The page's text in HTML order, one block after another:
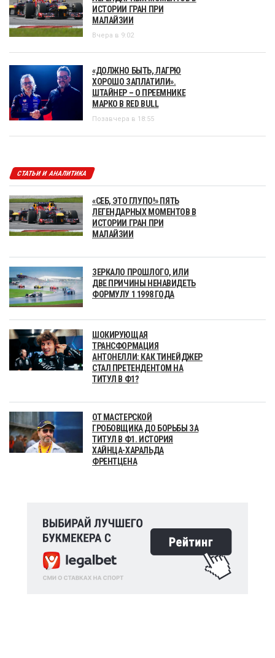
ИСТОРИИ ГРАН ПРИ
МАЛАЙЗИИ
Вчера в 9:02
«ДОЛЖНО БЫТЬ, ЛАГРЮ
ХОРОШО ЗАПЛАТИЛИ».
ШТАЙНЕР – О ПРЕЕМНИКЕ
МАРКО В RED BULL
Позавчера в 18:55
СТАТЬИ И АНАЛИТИКА
«СЕБ, ЭТО ГЛУПО!» ПЯТЬ
ЛЕГЕНДАРНЫХ МОМЕНТОВ В
ИСТОРИИ ГРАН ПРИ
МАЛАЙЗИИ
ЗЕРКАЛО ПРОШЛОГО, ИЛИ
ДВЕ ПРИЧИНЫ НЕНАВИДЕТЬ
ФОРМУЛУ 1 1998 ГОДА
ШОКИРУЮЩАЯ
ТРАНСФОРМАЦИЯ
АНТОНЕЛЛИ: КАК ТИНЕЙДЖЕР
СТАЛ ПРЕТЕНДЕНТОМ НА
ТИТУЛ В Ф1?
ОТ МАСТЕРСКОЙ
ГРОБОВЩИКА ДО БОРЬБЫ ЗА
ТИТУЛ В Ф1. ИСТОРИЯ
ХАЙНЦА-ХАРАЛЬДА
ФРЕНТЦЕНА